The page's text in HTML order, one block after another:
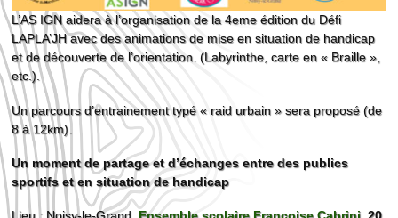
L’AS IGN aidera à l’organisation de la 4eme édition du Défi
LAPLA’JH avec des animations de mise en situation de handicap
et de découverte de l’orientation. (Labyrinthe, carte en « Braille »,
etc.).
Un parcours d’entrainement typé « raid urbain » sera proposé (de
8 à 12km).
Un moment de partage et d’échanges entre des publics
sportifs et en situation de handicap